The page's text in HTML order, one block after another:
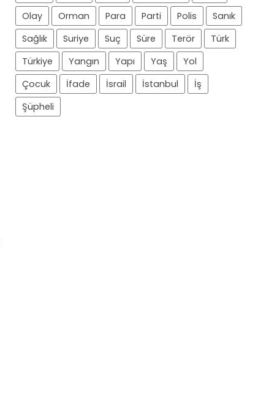
Olay
Orman Para Parti Polis
Sanık
Sağlık
Suriye Suç Süre Terör
Türk
Türkiye
Yangın Yapı Yaş
Yol
Çocuk
İfade İsrail İstanbul
İş
Şüpheli